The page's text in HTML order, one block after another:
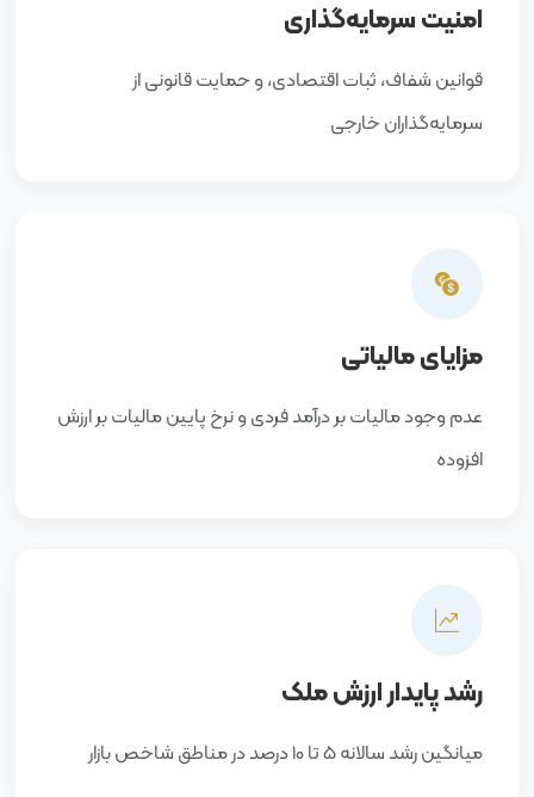
امنیت سرمایه‌گذاری
قوانین شفاف، ثبات اقتصادی، و حمایت قانونی از
سرمایه‌گذاران خارجی
مزایای مالیاتی
عدم وجود مالیات بر درآمد فردی و نرخ پایین مالیات بر ارزش
افزوده
رشد پایدار ارزش ملک
میانگین رشد سالانه 5 تا 10 درصد در مناطق شاخص بازار